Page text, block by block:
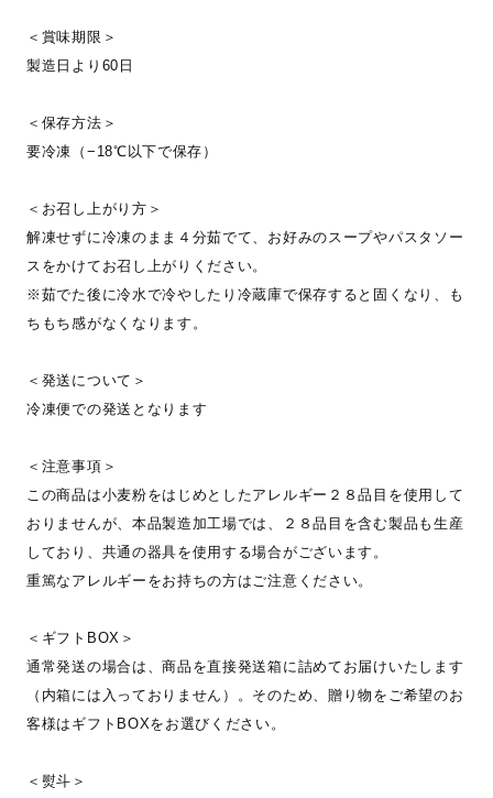
＜賞味期限＞
製造日より60日
＜保存方法＞
要冷凍（−18℃以下で保存）
＜お召し上がり方＞
解凍せずに冷凍のまま４分茹でて、お好みのスープやパスタソー
スをかけてお召し上がりください。
※茹でた後に冷水で冷やしたり冷蔵庫で保存すると固くなり、も
ちもち感がなくなります。
＜発送について＞
冷凍便での発送となります
＜注意事項＞
この商品は小麦粉をはじめとしたアレルギー２８品目を使用して
おりませんが、本品製造加工場では、２８品目を含む製品も生産
しており、共通の器具を使用する場合がございます。
重篤なアレルギーをお持ちの方はご注意ください。
＜ギフトBOX＞
通常発送の場合は、商品を直接発送箱に詰めてお届けいたします
（内箱には入っておりません）。そのため、贈り物をご希望のお
客様はギフトBOXをお選びください。
＜熨斗＞